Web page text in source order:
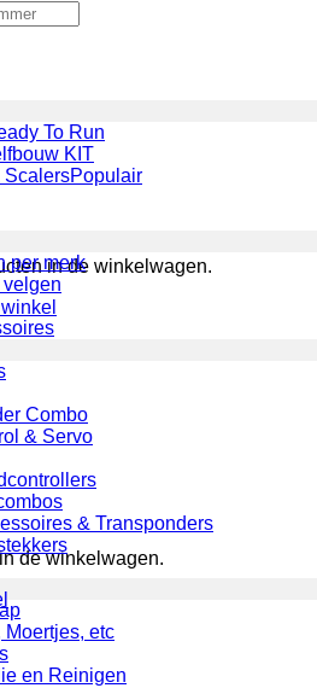
in de winkelwagen.
de winkelwagen.
To Run
KIT
Scalers
per merk
velgen
Combo
& Servo
& Transponders
Moertjes, etc
en Reinigen